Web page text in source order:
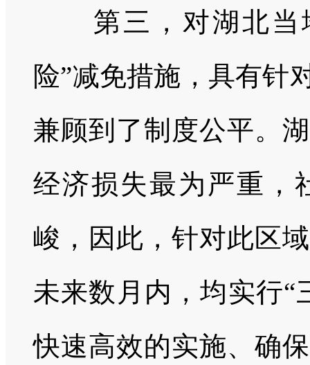
第三，对湖北当
险”减免措施，具有针
兼顾到了制度公平。
经济损失最为严重，
峻，因此，针对此区
未来数月内，均实行“
快速高效的实施、确